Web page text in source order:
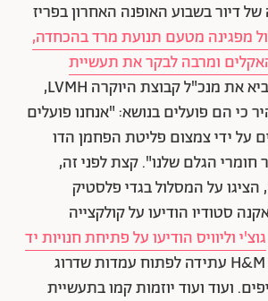
דיור בשבוע האופנה האחרון בפריז
מפגינה מטעם תנועת מרד בהכחדה,
ומרבה לבקר את תעשיית
אירוע שהביא את מנכ"ל קבוצת היוקרה LVMH,
כי הם פועלים בנושא: "אנחנו פועלים
על ידי צמצום פליטת הפחמן הדו
חומרי הגלם שלנו". קצת לפני זה,
על המסלול בגדי פלסטיק
סטודיו הודיעו על קולקצייה
גוצ'י וליוויס הודיעו על פתיחת חנויות יד
, ואפילו רשת H&M עתידה לפתוח עמדות שדרוג
ועוד ועוד יוזמות קמו בתעשיית